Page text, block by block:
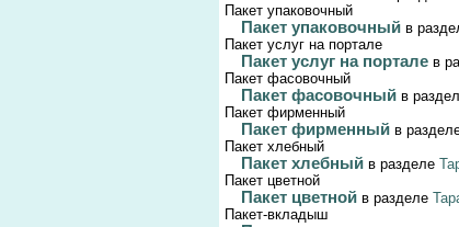
Пакет упаковочный
Пакет упаковочный в
Пакет услуг на портале
Пакет услуг на портале в
Пакет фасовочный
Пакет фасовочный в
Пакет фирменный
Пакет фирменный в
Пакет хлебный
Пакет хлебный в разделе
Пакет цветной
Пакет цветной в разделе
Пакет-вкладыш